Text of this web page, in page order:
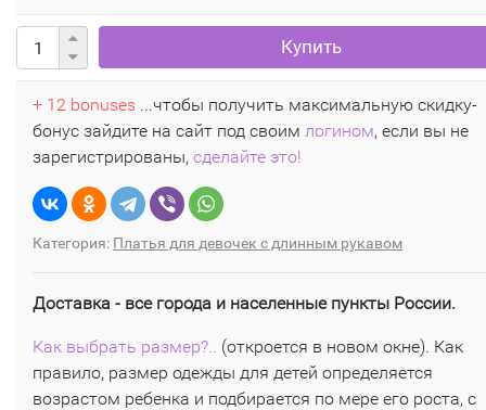
Купить
+ 12 bonuses ...чтобы получить максимальную скидку-
бонус зайдите на сайт под своим логином, если вы не
зарегистрированы, сделайте это!
Категория: Платья для девочек с длинным рукавом
Доставка - все города и населенные пункты России.
Как выбрать размер?.. (откроется в новом окне). Как
правило, размер одежды для детей определяется
возрастом ребенка и подбирается по мере его роста, с